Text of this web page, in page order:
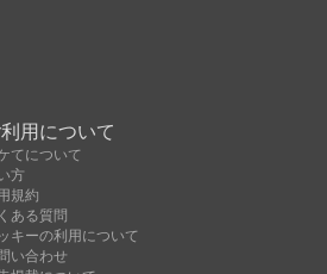
用について
てについて
方
規約
ある質問
キーの利用について
い合わせ